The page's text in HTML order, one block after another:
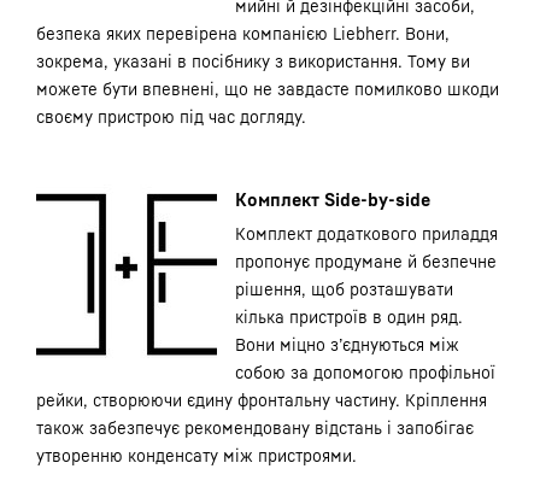
мийні й дезінфекційні засоби,
безпека яких перевірена компанією Liebherr. Вони,
зокрема, указані в посібнику з використання. Тому ви
можете бути впевнені, що не завдасте помилково шкоди
своєму пристрою під час догляду.
Комплект Side-by-side
Комплект додаткового приладдя
пропонує продумане й безпечне
рішення, щоб розташувати
кілька пристроїв в один ряд.
Вони міцно з’єднуються між
собою за допомогою профільної
рейки, створюючи єдину фронтальну частину. Кріплення
також забезпечує рекомендовану відстань і запобігає
утворенню конденсату між пристроями.